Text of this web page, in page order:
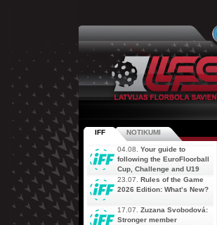
IFF NOTIKUMI
04.08. Your guide to
following the EuroFloorball
Cup, Challenge and U19
AOFC Qualifiers
simultaneously
23.07. Rules of the Game
2026 Edition: What’s New?
17.07. Zuzana Svobodová:
Stronger member